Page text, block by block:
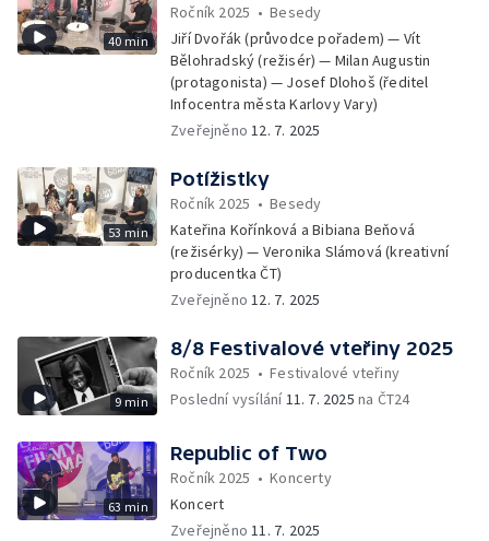
40 min
Ročník 2025 •Besedy
Jiří Dvořák (průvodce pořadem) — Vít
Bělohradský (režisér) — Milan Augustin
(protagonista) — Josef Dlohoš (ředitel
Infocentra města Karlovy Vary)
Zveřejněno12. 7. 2025
53 min
Potížistky
Ročník 2025 •Besedy
Kateřina Kořínková a Bibiana Beňová
(režisérky) — Veronika Slámová (kreativní
producentka ČT)
Zveřejněno12. 7. 2025
9 min
8/8 Festivalové vteřiny 2025
Ročník 2025 •Festivalové vteřiny
Poslední vysílání11. 7. 2025 na ČT24
63 min
Republic of Two
Ročník 2025 •Koncerty
Koncert
Zveřejněno11. 7. 2025